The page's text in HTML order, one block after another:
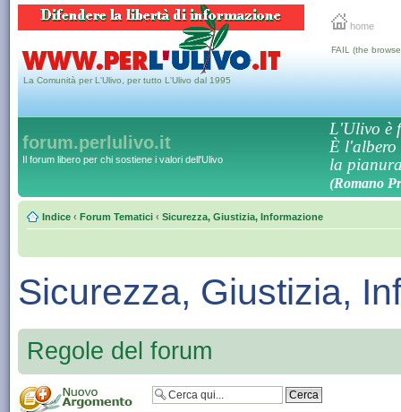
home
La Comunità per L'Ulivo, per tutto L'Ulivo dal 1995
FAIL (the
forum.perlulivo.it
Il forum libero per chi sostiene i valori dell'Ulivo
L'Ulivo è
È l'albero
la
(Romano
Indice ‹ Forum Tematici ‹ Sicurezza, Giustizia, Informazione
Sicurezza, Giustizia,
Regole del forum